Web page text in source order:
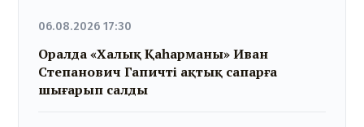
06.08.2026 17:30
Оралда «Халық Қаһарманы» Иван
Степанович Гапичті ақтық сапарға
шығарып салды